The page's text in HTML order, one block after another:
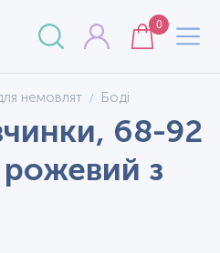
0
немовлят Боді
68-92
з